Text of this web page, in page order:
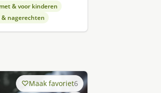
& voor kinderen
& nagerechten
Maak favoriet6